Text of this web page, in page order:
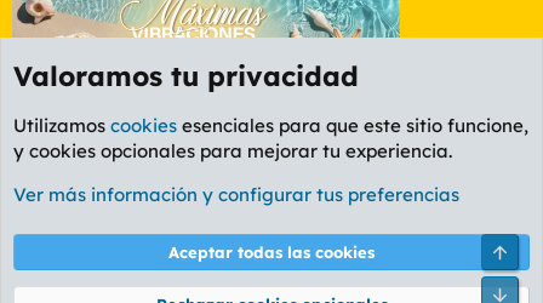
Foro Informática y Videojuegos
Cookies
PL OLDSTYLE AMARILLO
Términos y reglas Política de privacidad Ayuda
Valoramos tu privacidad
Utilizamos cookies esenciales para que este sitio funcione,
y cookies opcionales para mejorar tu experiencia.
Ver más información y configurar tus preferencias
Aceptar todas las cookies
Pie